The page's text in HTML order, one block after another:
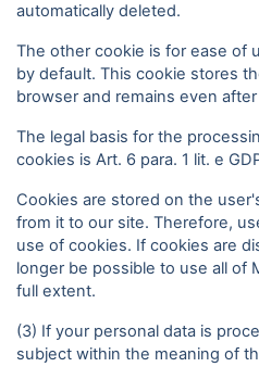
automatically deleted.
The other cookie is for ease of
by default. This cookie stores
browser and remains even
The legal basis for the
cookies is Art. 6 para. 1 lit. e
Cookies are stored on the
from it to our site. Therefore,
use of cookies. If cookies are
longer be possible to use all of
full extent.
(3) If your personal data is
subject within the meaning of